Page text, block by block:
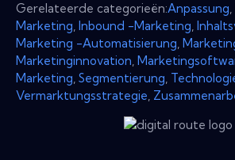
Gerelateerde categorieën:Anpassung
Marketing Inbound -Marketing
Marketing -Automatisierung
Marketinginnovation
Marketing Segmentierung
Vermarktungsstrategie